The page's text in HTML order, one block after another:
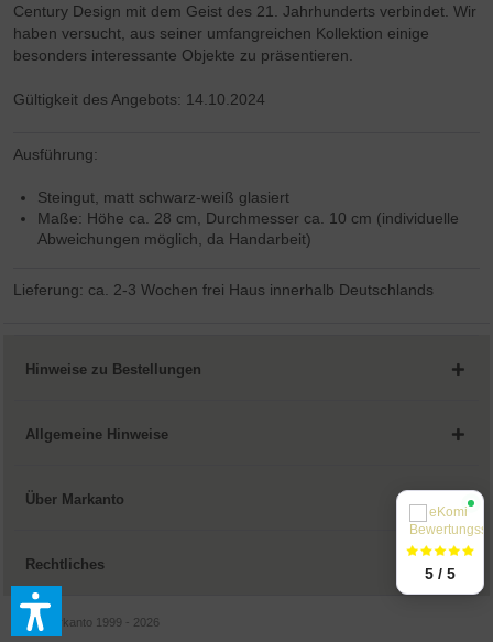
Century Design mit dem Geist des 21. Jahrhunderts verbindet. Wir
haben versucht, aus seiner umfangreichen Kollektion einige
besonders interessante Objekte zu präsentieren.
Gültigkeit des Angebots: 14.10.2024
Ausführung:
Steingut, matt schwarz-weiß glasiert
Maße: Höhe ca. 28 cm, Durchmesser ca. 10 cm (individuelle
Abweichungen möglich, da Handarbeit)
Lieferung: ca. 2-3 Wochen frei Haus innerhalb Deutschlands
Hinweise zu Bestellungen
Allgemeine Hinweise
Über Markanto
Rechtliches
© by Markanto 1999 - 2026
5 / 5